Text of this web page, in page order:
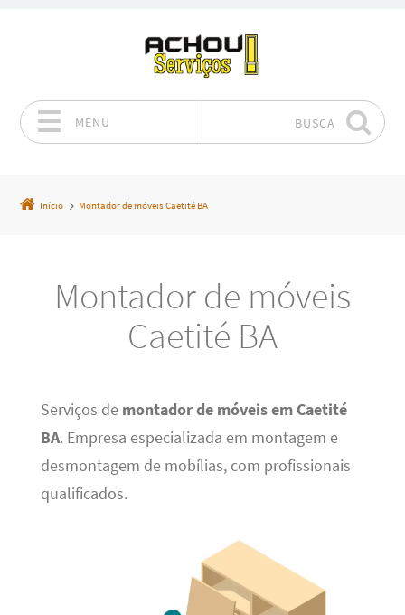
MENU BUSCA
Início Montador de móveis Caetité BA
Montador de móveis
Caetité BA
Serviços de montador de móveis em Caetité
BA. Empresa especializada em montagem e
desmontagem de mobílias, com profissionais
qualificados.